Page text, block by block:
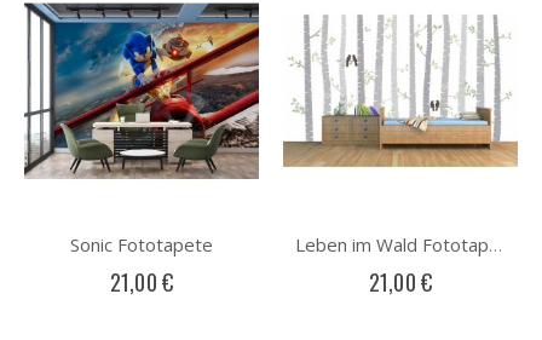
Sonic Fototapete
21,00 €
Leben im Wald Fototapete
21,00 €